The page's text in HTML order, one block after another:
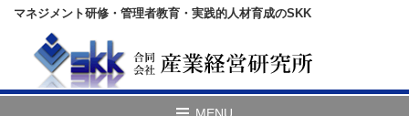
マネジメント研修・管理者教育・実践的人材育成のSKK